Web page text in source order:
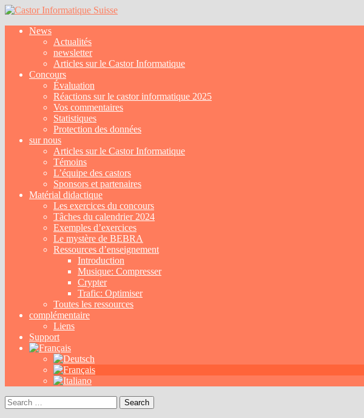
News
Actualités
newsletter
Articles sur le Castor Informatique
Concours
Évaluation
Réactions sur le castor informatique 2025
Vos commentaires
Statistiques
Protection des données
sur nous
Articles sur le Castor Informatique
Témoins
L’équipe des castors
Sponsors et partenaires
Matérial didactique
Les exercices du concours
Tâches du calendrier 2024
Exemples d’exercices
Le mystère de BEBRA
Ressources d’enseignement
Introduction
Musique: Compresser
Crypter
Trafic: Optimiser
Toutes les ressources
complémentaire
Liens
Support
Search
for: